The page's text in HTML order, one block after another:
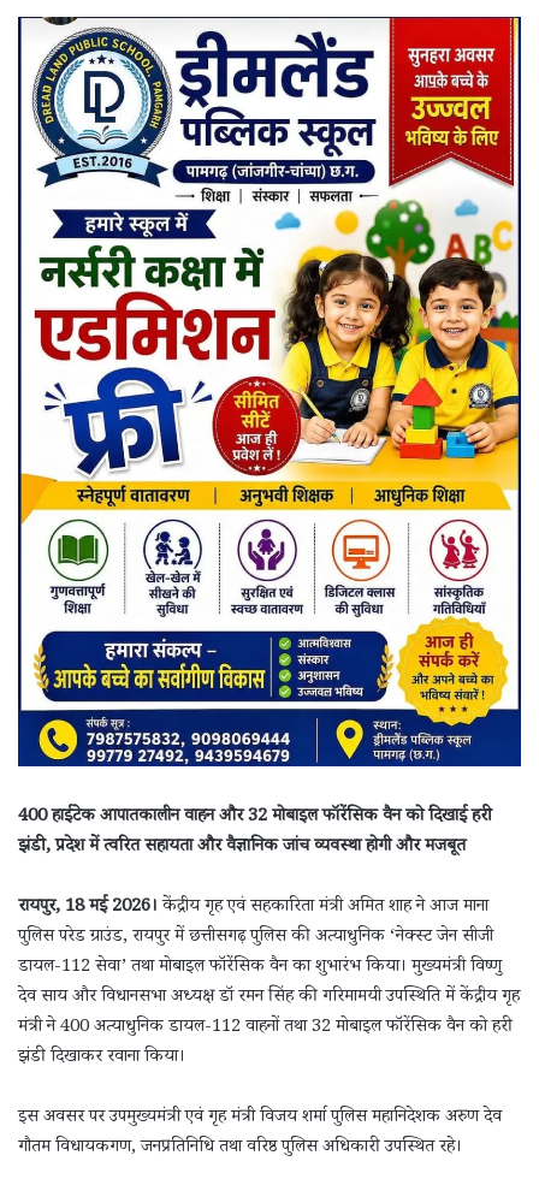
400 हाईटेक आपातकालीन वाहन और 32 मोबाइल फॉरेंसिक वैन को दिखाई हरी
झंडी, प्रदेश में त्वरित सहायता और वैज्ञानिक जांच व्यवस्था होगी और मजबूत
रायपुर, 18 मई 2026।केंद्रीय गृह एवं सहकारिता मंत्री अमित शाह ने आज माना
पुलिस परेड ग्राउंड, रायपुर में छत्तीसगढ़ पुलिस की अत्याधुनिक ‘नेक्स्ट जेन सीजी
डायल-112 सेवा’ तथा मोबाइल फॉरेंसिक वैन का शुभारंभ किया। मुख्यमंत्री विष्णु
देव साय और विधानसभा अध्यक्ष डॉ रमन सिंह की गरिमामयी उपस्थिति में केंद्रीय गृह
मंत्री ने 400 अत्याधुनिक डायल-112 वाहनों तथा 32 मोबाइल फॉरेंसिक वैन को हरी
झंडी दिखाकर रवाना किया।
इस अवसर पर उपमुख्यमंत्री एवं गृह मंत्री विजय शर्मा पुलिस महानिदेशक अरुण देव
गौतम विधायकगण, जनप्रतिनिधि तथा वरिष्ठ पुलिस अधिकारी उपस्थित रहे।